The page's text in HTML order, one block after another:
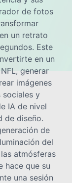
de fotos
un retrato
Este
en un
generar
imágenes
y
IA de nivel
de diseño.
de
del
atmósferas
hace que su
una sesión